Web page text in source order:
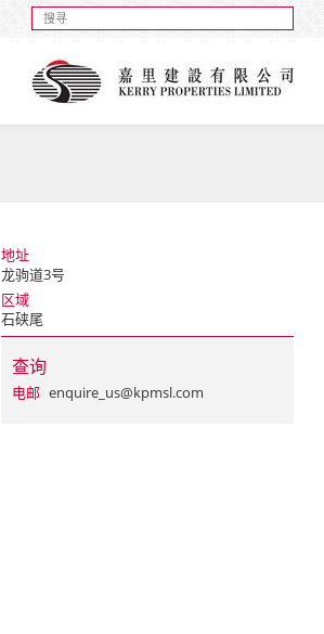
地址
龙驹道3号
区域
石硖尾
查询
电邮 enquire_us@kpmsl.com